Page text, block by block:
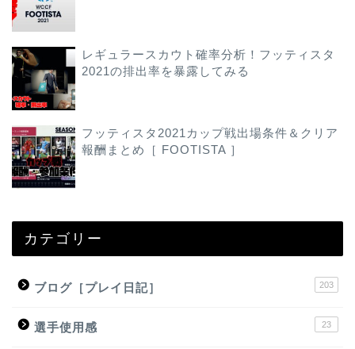
レギュラースカウト確率分析！フッティスタ
2021の排出率を暴露してみる
フッティスタ2021カップ戦出場条件＆クリア
報酬まとめ［ FOOTISTA ］
カテゴリー
ブログ［プレイ日記］ 203
選手使用感 23